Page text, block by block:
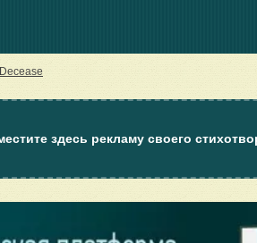
Decease
здесь рекламу своего